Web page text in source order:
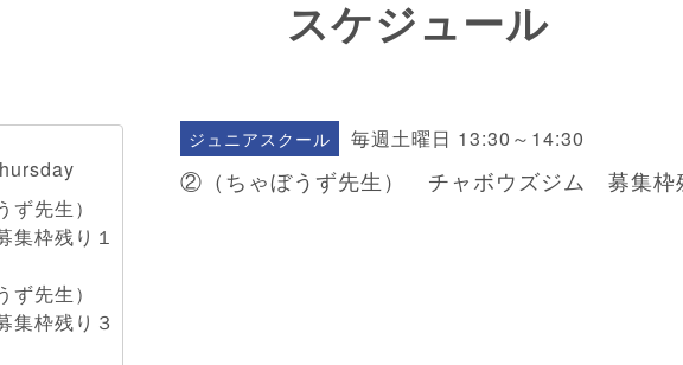
スケジュール
ジュニアスクール 毎週土曜日 13:30～14:30
②（ちゃぼうず先生） チャボウズジム 募集枠
ず先生）
枠残り１
ず先生）
枠残り３